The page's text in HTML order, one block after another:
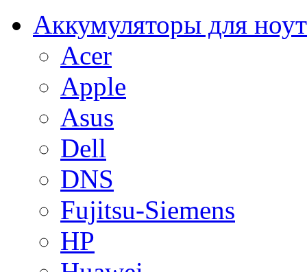
Аккумуляторы для
Acer
Apple
Asus
Dell
DNS
Fujitsu-Siemens
HP